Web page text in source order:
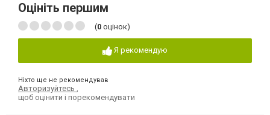
Оцініть першим
(0 оцінок)
Я рекомендую
Ніхто ще не рекомендував
Авторизуйтесь
щоб оцінити і порекомендувати